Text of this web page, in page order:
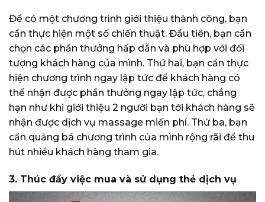
Để có một chương trình giới thiệu thành công, bạn
cần thực hiện một số chiến thuật. Đầu tiên, bạn cần
chọn các phần thưởng hấp dẫn và phù hợp với đối
tượng khách hàng của mình. Thứ hai, bạn cần thực
hiện chương trình ngay lập tức để khách hàng có
thể nhận được phần thưởng ngay lập tức, chẳng
hạn như khi giới thiệu 2 người bạn tới khách hàng sẽ
nhận được dịch vụ massage miến phí. Thứ ba, bạn
cần quảng bá chương trình của mình rộng rãi để thu
hút nhiều khách hàng tham gia.
3. Thúc đẩy việc mua và sử dụng thẻ dịch vụ